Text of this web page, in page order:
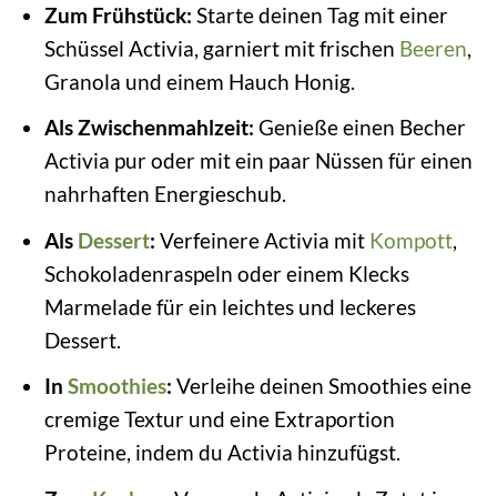
Zum Frühstück: Starte deinen Tag mit einer
Schüssel Activia, garniert mit frischen Beeren
Granola und einem Hauch Honig.
Als Zwischenmahlzeit: Genieße einen Becher
Activia pur oder mit ein paar Nüssen für einen
nahrhaften Energieschub.
Als Dessert: Verfeinere Activia mit Kompott,
Schokoladenraspeln oder einem Klecks
Marmelade für ein leichtes und leckeres
Dessert.
In Smoothies: Verleihe deinen Smoothies eine
cremige Textur und eine Extraportion
Proteine, indem du Activia hinzufügst.